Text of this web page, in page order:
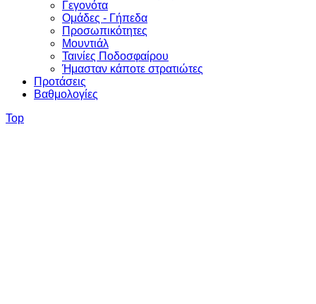
Γεγονότα
Ομάδες - Γήπεδα
Προσωπικότητες
Μουντιάλ
Ταινίες Ποδοσφαίρου
Ήμασταν κάποτε στρατιώτες
Προτάσεις
Βαθμολογίες
Top